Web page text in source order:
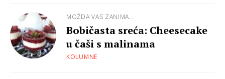
MOŽDA VAS ZANIMA...
Bobičasta sreća: Cheesecake
u čaši s malinama
KOLUMNE